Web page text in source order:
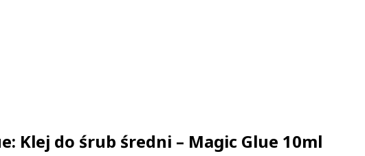
Klej do śrub średni – Magic Glue 10ml